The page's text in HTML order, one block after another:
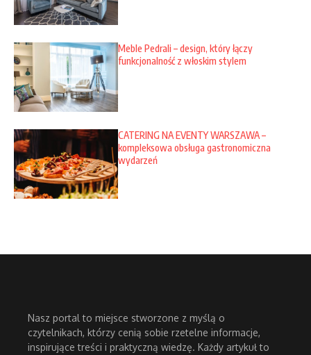
Meble Pedrali – design, który łączy
funkcjonalność z włoskim stylem
CATERING NA EVENTY WARSZAWA –
kompleksowa obsługa gastronomiczna
wydarzeń
Nasz portal to miejsce stworzone z myślą o
czytelnikach, którzy cenią sobie rzetelne informacje,
inspirujące treści i praktyczną wiedzę. Każdy artykuł to